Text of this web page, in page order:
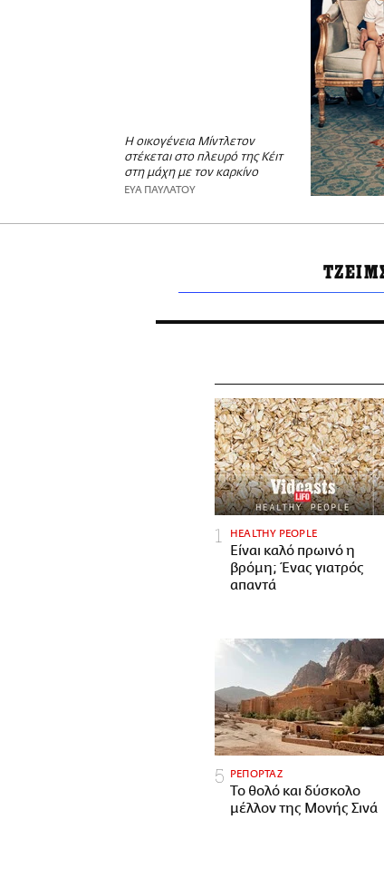
H οικογένεια Μίντλετον
στέκεται στο πλευρό της Κέιτ
στη μάχη με τον καρκίνο
ΕΥΑ ΠΑΥΛΑΤΟΥ
HEALTHY PEOPLE
Είναι καλό πρωινό η
βρόμη; Ένας γιατρός
απαντά
ΡΕΠΟΡΤΑΖ
Το θολό και δύσκολο
μέλλον της Μονής Σινά